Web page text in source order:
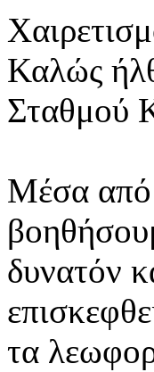
Καλώς
Μέσα από
δυνατόν
τα